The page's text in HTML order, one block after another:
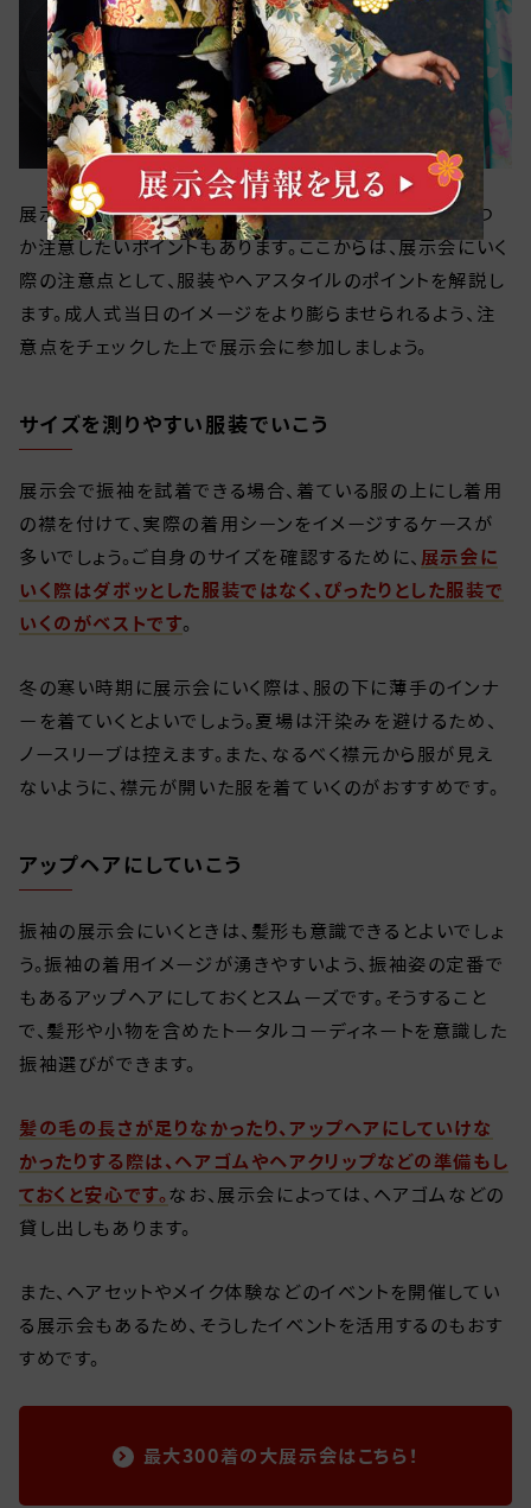
展示会を利用してステキな振袖と出会うためには、いくつ
か注意したいポイントもあります。ここからは、展示会にいく
際の注意点として、服装やヘアスタイルのポイントを解説し
ます。成人式当日のイメージをより膨らませられるよう、注
意点をチェックした上で展示会に参加しましょう。
サイズを測りやすい服装でいこう
展示会で振袖を試着できる場合、着ている服の上にし着用
の襟を付けて、実際の着用シーンをイメージするケースが
多いでしょう。ご自身のサイズを確認するために、 展示会に
いく際はダボッとした服装ではなく、ぴったりとした服装で
いくのがベストです。
冬の寒い時期に展示会にいく際は、服の下に薄手のインナ
ーを着ていくとよいでしょう。夏場は汗染みを避けるため、
ノースリーブは控えます。また、なるべく襟元から服が見え
ないように、襟元が開いた服を着ていくのがおすすめです。
アップヘアにしていこう
振袖の展示会にいくときは、髪形も意識できるとよいでしょ
う。振袖の着用イメージが湧きやすいよう、振袖姿の定番で
もあるアップヘアにしておくとスムーズです。そうすること
で、髪形や小物を含めたトータルコーディネートを意識した
振袖選びができます。
髪の毛の長さが足りなかったり、アップヘアにしていけな
かったりする際は、ヘアゴムやヘアクリップなどの準備もし
ておくと安心です。 なお、展示会によっては、ヘアゴムなどの
貸し出しもあります。
また、ヘアセットやメイク体験などのイベントを開催してい
る展示会もあるため、そうしたイベントを活用するのもおす
すめです。
最大300着の大展示会はこちら！